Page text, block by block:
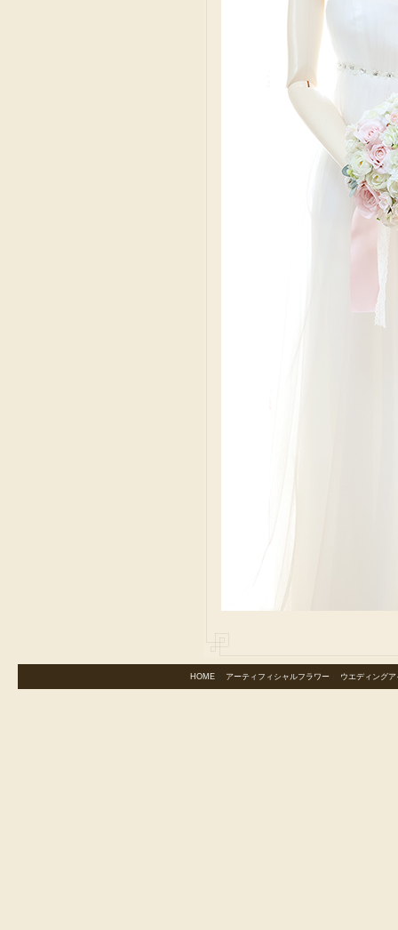
HOME｜ アーティフィシャルフラワー｜ ウエディングア